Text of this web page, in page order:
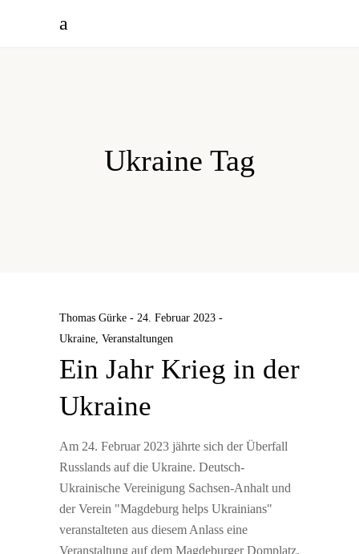
Ukraine Tag
Thomas Gürke
24. Februar 2023
Ukraine, Veranstaltungen
Ein Jahr Krieg in der
Ukraine
Am 24. Februar 2023 jährte sich der Überfall
Russlands auf die Ukraine. Deutsch-
Ukrainische Vereinigung Sachsen-Anhalt und
der Verein "Magdeburg helps Ukrainians"
veranstalteten aus diesem Anlass eine
Veranstaltung auf dem Magdeburger Domplatz,